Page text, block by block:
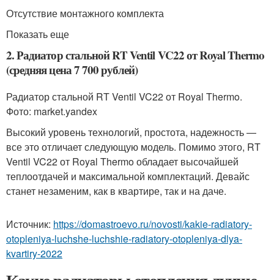
Отсутствие монтажного комплекта
Показать еще
2. Радиатор стальной RT Ventil VC22 от Royal Thermo
(средняя цена 7 700 рублей)
Радиатор стальной RT Ventil VC22 от Royal Thermo.
Фото: market.yandex
Высокий уровень технологий, простота, надежность —
все это отличает следующую модель. Помимо этого, RT
Ventil VC22 от Royal Thermo обладает высочайшей
теплоотдачей и максимальной комплектаций. Девайс
станет незаменим, как в квартире, так и на даче.
Источник: https://domastroevo.ru/novosti/kakie-radiatory-
otopleniya-luchshe-luchshie-radiatory-otopleniya-dlya-
kvartiry-2022